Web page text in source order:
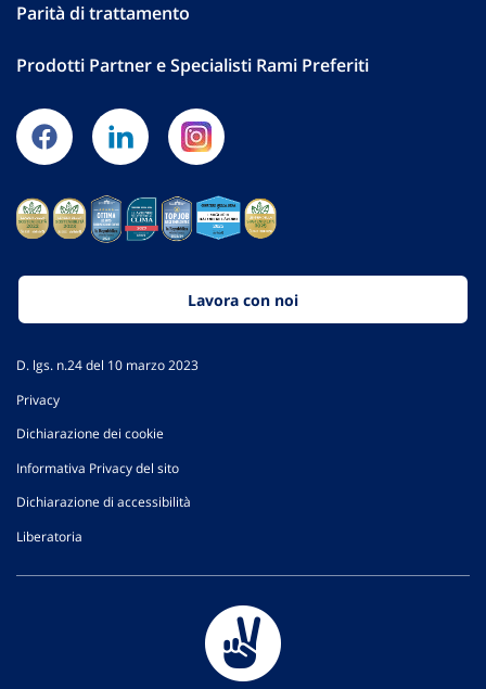
Parità di trattamento
Prodotti Partner e Specialisti Rami Preferiti
Lavora con noi
D. lgs. n.24 del 10 marzo 2023
Privacy
Dichiarazione dei cookie
Informativa Privacy del sito
Dichiarazione di accessibilità
Liberatoria